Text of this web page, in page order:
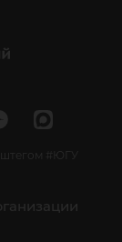
#ЮГУ